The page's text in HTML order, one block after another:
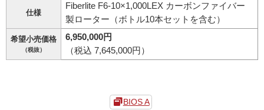
仕様
Fiberlite F6-10×1,000LEX カーボンファイバー
製ローター（ボトル10本セットを含む）
希望小売価格
（税抜）
6,950,000円
（税込 7,645,000円）
BIOS A